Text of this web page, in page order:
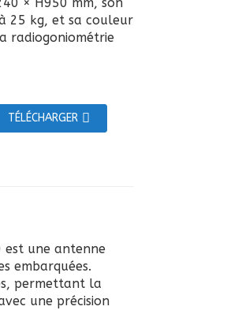
25 kg, et sa couleur
radiogoniométrie
TÉLÉCHARGER
est une antenne
embarquées.
permettant la
une précision